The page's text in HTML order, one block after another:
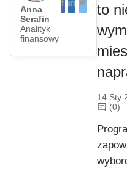
Anna
Serafin
Analityk
finansowy
to
14 Sty
(0)